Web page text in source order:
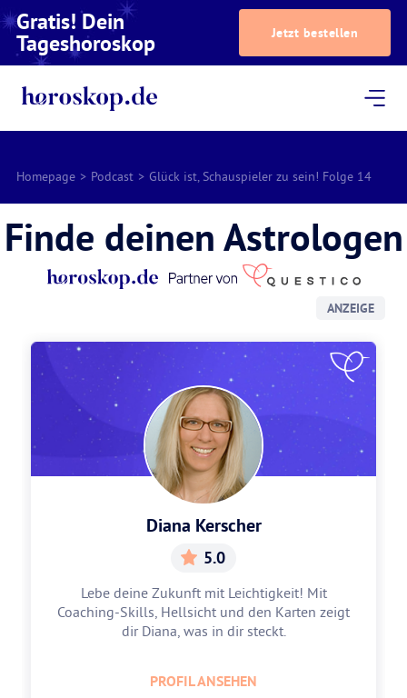
Gratis! Dein
Tageshoroskop Jetzt bestellen
Homepage > Podcast > Glück ist, Schauspieler zu sein! Folge 14
Finde deinen Astrologen
ANZEIGE
Diana Kerscher
5.0
Lebe deine Zukunft mit Leichtigkeit! Mit
Coaching-Skills, Hellsicht und den Karten zeigt
dir Diana, was in dir steckt.
PROFIL ANSEHEN